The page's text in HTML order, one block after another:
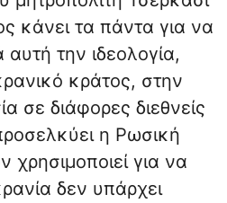
κάνει τα πάντα για να
την ιδεολογία,
κράτος, στην
σε διάφορες διεθνείς
η Ρωσική
χρησιμοποιεί για να
δεν υπάρχει